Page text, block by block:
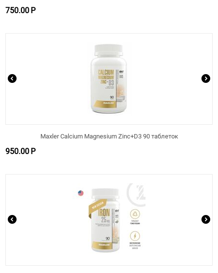
750.00 Р
Maxler Calcium Magnesium Zinc+D3 90 таблеток
950.00 Р